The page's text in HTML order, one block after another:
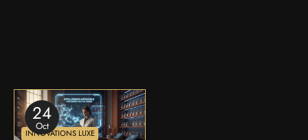
24
Oct
INNOVATIONS LUXE